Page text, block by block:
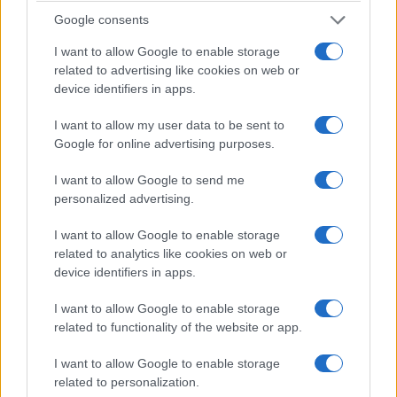
Google consents
I want to allow Google to enable storage
related to advertising like cookies on web or
device identifiers in apps.
I want to allow my user data to be sent to
Google for online advertising purposes.
I want to allow Google to send me
personalized advertising.
I want to allow Google to enable storage
related to analytics like cookies on web or
device identifiers in apps.
I want to allow Google to enable storage
related to functionality of the website or app.
I want to allow Google to enable storage
related to personalization.
Complessivamente, nel campo di Poggioreale
identificati 65 stranieri adulti, 41 dei
quali già gravati da precedenti, oltre a sette
minorenni. Quattro persone sono state
provvedimenti. Oltre alla pistola e alla katana, le
quintali di cavi di rame.